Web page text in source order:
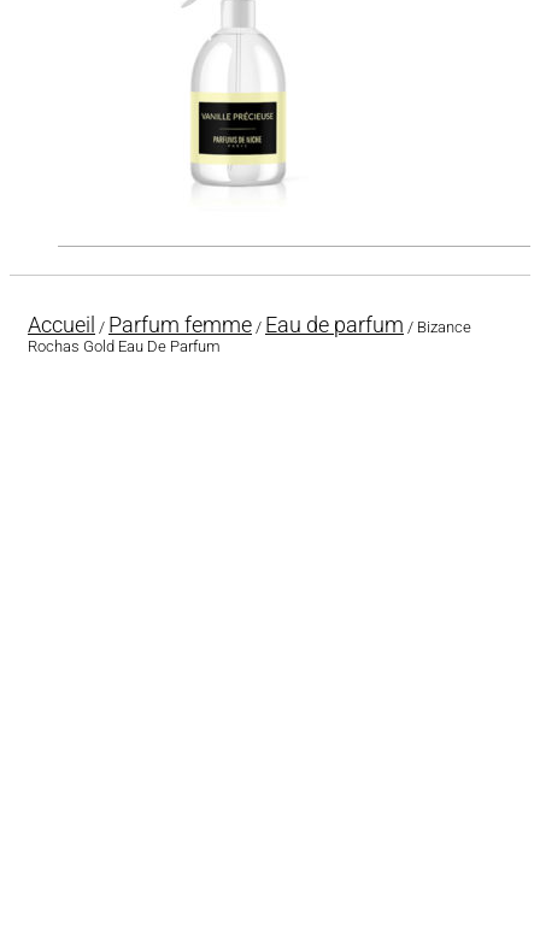
Accueil / Parfum femme / Eau de parfum / Bizance
Rochas Gold Eau De Parfum